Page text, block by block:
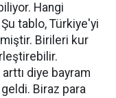
Hangi
tablo, Türkiye'yi
Birileri kur
diye bayram
Biraz para